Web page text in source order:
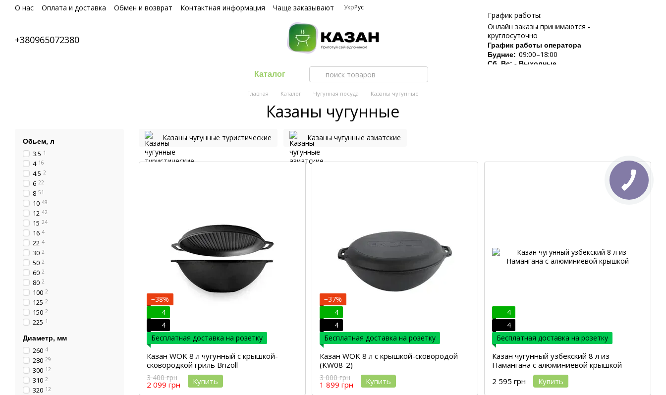
Перейти к основному контенту
О нас Оплата и доставка Обмен и возврат Контактная информация Чаще заказывают УкрРус
+380965072380
График работы:
Онлайн заказы принимаются -
круглосуточно
График работы оператора
Будние: 09:00–18:00
Сб, Вс: - Выходные
Каталог
Главная Каталог Чугунная посуда Казаны чугунные
Казаны чугунные
Казаны чугунные туристические Казаны чугунные азиатские
−38%
4
4
Бесплатная доставка на розетку
Казан WOK 8 л чугунный с крышкой-
сковородкой гриль Brizoll
3 400 грн
2 099 грн Купить
−37%
4
4
Бесплатная доставка на розетку
Казан WOK 8 л с крышкой-сковородой
(KW08-2)
3 000 грн
1 899 грн Купить
4
4
Бесплатная доставка на розетку
Казан чугунный узбекский 8 л из
Намангана с алюминиевой крышкой
2 595 грн
Купить
Обьем, л
3.5 1
4 16
4.5 2
6 22
8 51
10 48
12 42
15 24
16 4
22 4
30 2
50 2
60 2
80 2
100 2
125 2
150 2
225 1
Диаметр, мм
260 4
280 29
300 12
310 2
320 12